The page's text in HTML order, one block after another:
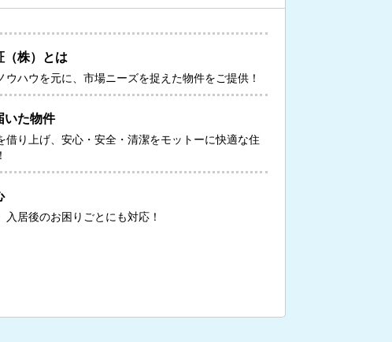
（株）とは
ウハウを元に、市場ニーズを捉えた物件をご提供！
いた物件
借り上げ、安心・安全・清潔をモットーに快適な住
入居後のお困りごとにも対応！